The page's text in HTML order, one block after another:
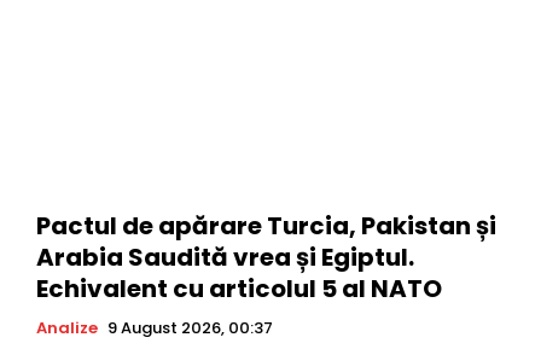
Pactul de apărare Turcia, Pakistan și
Arabia Saudită vrea și Egiptul.
Echivalent cu articolul 5 al NATO
Analize 9 August 2026, 00:37